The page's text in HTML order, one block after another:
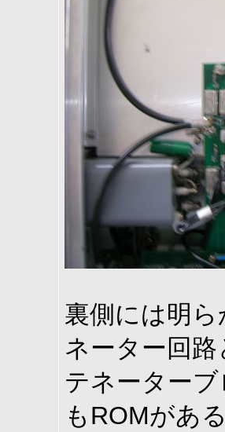
裏側には明
ネーター回
テネーター
もROMがあ